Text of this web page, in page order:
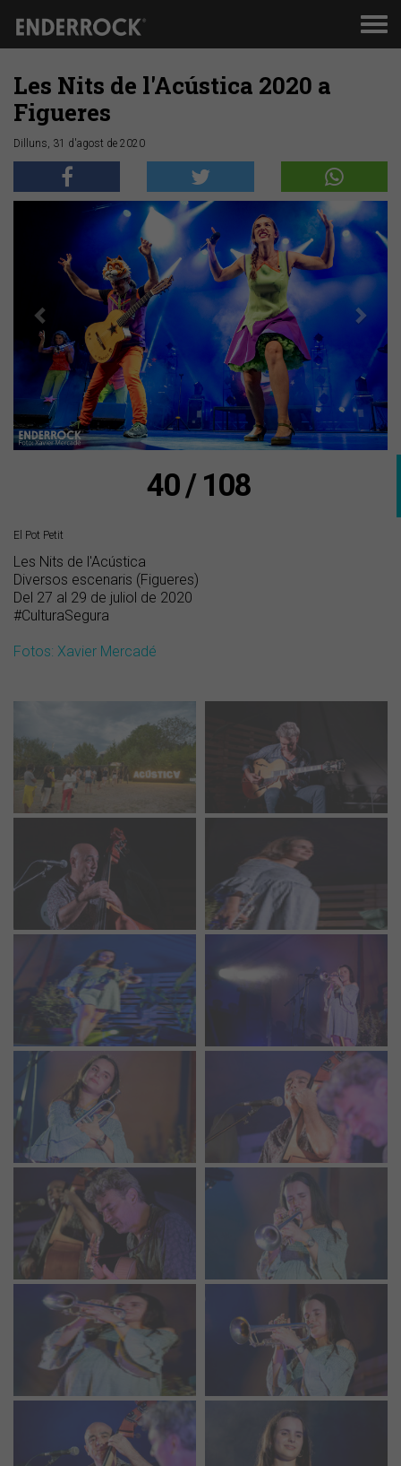
Les Nits de l'Acústica 2020 a
Figueres
Dilluns, 31 d'agost de 2020
Anterior
40 / 108
El Pot Petit
Les Nits de l'Acústica
Diversos escenaris (Figueres)
Del 27 al 29 de juliol de 2020
#CulturaSegura
Fotos: Xavier Mercadé